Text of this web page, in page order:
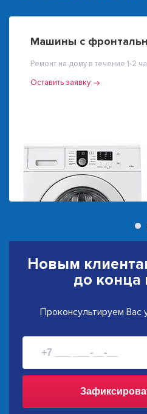
Машины с
Ремонт на дому в течение 1-2
Оставить заявку
Новым
до конца
Проконсультируем Вас